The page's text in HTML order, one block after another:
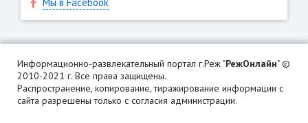
Информационно-развлекательный портал г.Реж "РежОнлайн" ©
2010-2021 г. Все права защищены.
Распространение, копирование, тиражирование информации с
сайта разрешены только с согласия администрации.